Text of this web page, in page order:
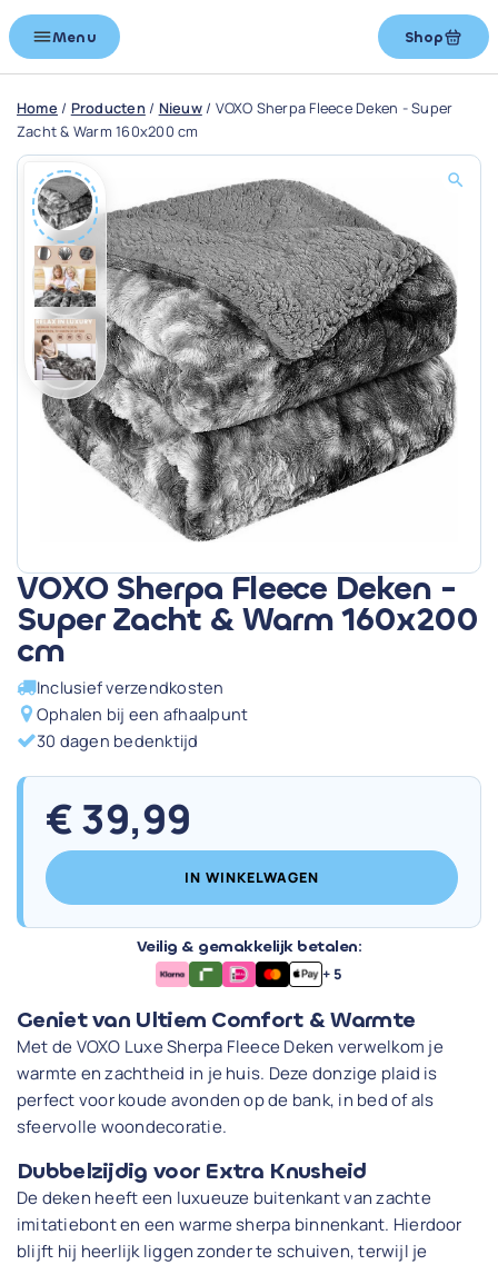
Menu Shop
Home / Producten/ Nieuw/ VOXO Sherpa Fleece Deken - Super
Zacht & Warm 160x200 cm
VOXO Sherpa Fleece Deken -
Super Zacht & Warm 160x200
cm
Inclusief verzendkosten
Ophalen bij een afhaalpunt
30 dagen bedenktijd
€39,99
IN WINKELWAGEN
Veilig & gemakkelijk betalen:
+ 5
Geniet van Ultiem Comfort & Warmte
Met de VOXO Luxe Sherpa Fleece Deken verwelkom je
warmte en zachtheid in je huis. Deze donzige plaid is
perfect voor koude avonden op de bank, in bed of als
sfeervolle woondecoratie.
Dubbelzijdig voor Extra Knusheid
De deken heeft een luxueuze buitenkant van zachte
imitatiebont en een warme sherpa binnenkant. Hierdoor
blijft hij heerlijk liggen zonder te schuiven, terwijl je